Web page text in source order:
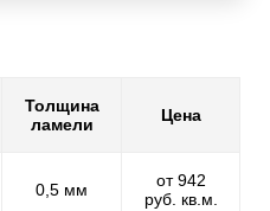
Толщина
ламели
Цена
0,5 мм
от 942
руб. кв.м.